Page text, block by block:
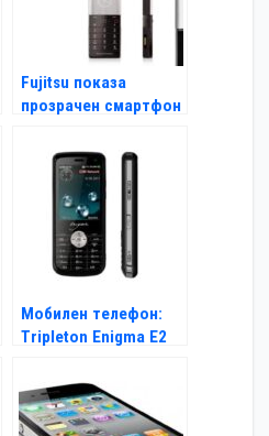
Fujitsu показа
прозрачен смартфон
Мобилен телефон:
Tripleton Enigma E2